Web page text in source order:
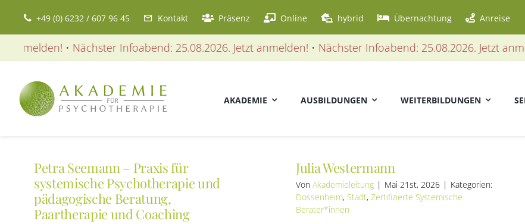
Inhalt
springen
+49 (0) 6232 / 607 96 45 Kontakt Präsenz Online hybrid Übernachtung Anreise
• Nächster Infoabend: 25.08.2026. Jetzt anmelden! • Nächster Infoabend: 25.08.2026. Jetzt
AKADEMIE AUSBILDUNGEN WEITERBILDUNGEN
Petra Seemann – Praxis für
systemische Psychotherapie und
pädagogische Beratung,
Paartherapie und Coaching
Julia Westermann
Von Akademieleitung | Mai 21st, 2026 | Kategorien:
Dossenheim, Stadt, Zertifizierte Systemische
Berater*innen